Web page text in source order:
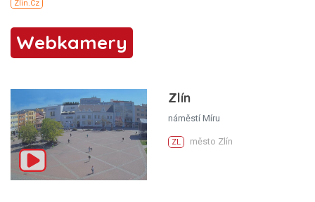
Webkamery
Zlín
náměstí Míru
ZL město Zlín